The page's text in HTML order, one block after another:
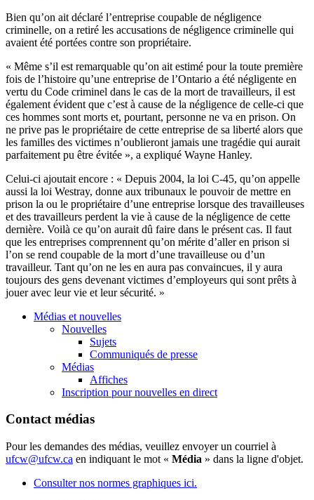
Bien qu’on ait déclaré l’entreprise coupable de négligence
criminelle, on a retiré les accusations de négligence criminelle qui
avaient été portées contre son propriétaire.
« Même s’il est remarquable qu’on ait estimé pour la toute première
fois de l’histoire qu’une entreprise de l’Ontario a été négligente en
vertu du Code criminel dans le cas de la mort de travailleurs, il est
également évident que c’est à cause de la négligence de celle-ci que
ces hommes sont morts et, pourtant, personne ne va en prison. On
ne prive pas le propriétaire de cette entreprise de sa liberté alors que
les familles des victimes n’oublieront jamais une tragédie qui aurait
parfaitement pu être évitée », a expliqué Wayne Hanley.
Celui-ci ajoutait encore : « Depuis 2004, la loi C-45, qu’on appelle
aussi la loi Westray, donne aux tribunaux le pouvoirde mettre en
prison la ou le propriétaire d’une entreprise lorsque des travailleuses
et des travailleurs perdent la vie à cause de la négligence de cette
dernière. Voilà ce qu’on aurait dû faire dans le présent cas. Il faut
que les entreprises comprennent qu’on mérite d’alleren prison si
l’on se rend coupable de la mort d’une travailleuse ou d’un
travailleur. Tant qu’on ne les en aura pas convaincues, il y aura
toujours des gens devenant victimes d’employeurs qui sont prêts à
jouer avec leurvie et leur sécurité. »
Médias et nouvelles
Nouvelles
Sujets
Communiqués de presse
Médias
Affiches
Inscription pour nouvelles en direct
Contact médias
Pour les demandes des médias, veuillez envoyer un courriel à
ufcw@ufcw.ca en indiquant le mot « Média » dans la ligne d'objet.
Consulter nos normes graphiques ici.